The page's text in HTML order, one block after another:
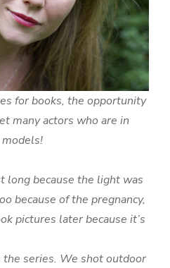
for books, the opportunity
many actors who are in
long because the light was
because of the pregnancy,
pictures later because it’s
the series. We shot outdoor